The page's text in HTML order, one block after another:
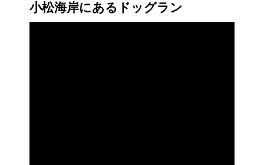
小松海岸にあるドッグラン